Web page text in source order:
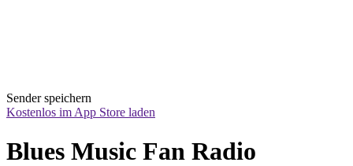
Sender speichern
Kostenlos im App Store laden
Blues Music Fan Radio